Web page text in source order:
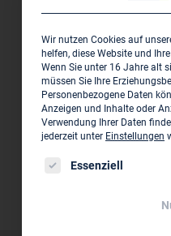
Wir nutzen Cookies auf
helfen, diese Website und
Wenn Sie unter 16 Jahre alt
müssen Sie Ihre
Personenbezogene Daten
Anzeigen und Inhalte oder
Verwendung Ihrer Daten
jederzeit unter Einstellungen
Es folgt eine Liste
Essenziell